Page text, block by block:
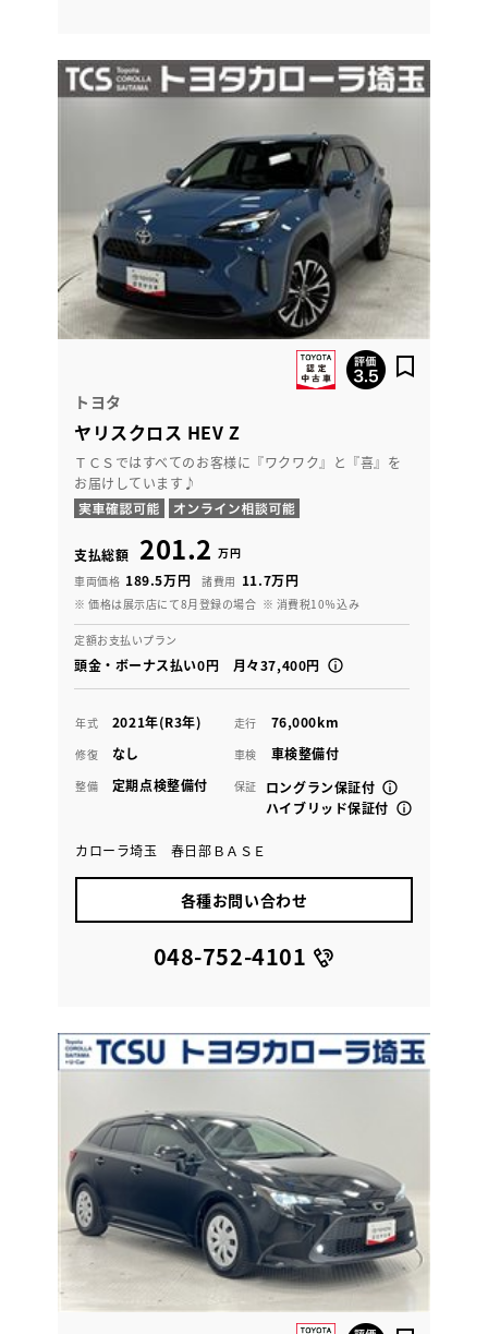
トヨタ
ヤリスクロス HEV Z
ＴＣＳではすべてのお客様に『ワクワク』と『喜』を
お届けしています♪
支払総額 201.2 万円
車両価格 189.5万円 諸費用 11.7万円
※ 価格は展示店にて8月登録の場合 ※ 消費税10％込み
定額お支払いプラン
頭金・ボーナス払い0円 月々37,400円
年式 2021年(R3年) 走行 76,000km
修復 なし 車検 車検整備付
整備 定期点検整備付 保証
ロングラン保証付
ハイブリッド保証付
カローラ埼玉 春日部ＢＡＳＥ
各種お問い合わせ
048-752-4101